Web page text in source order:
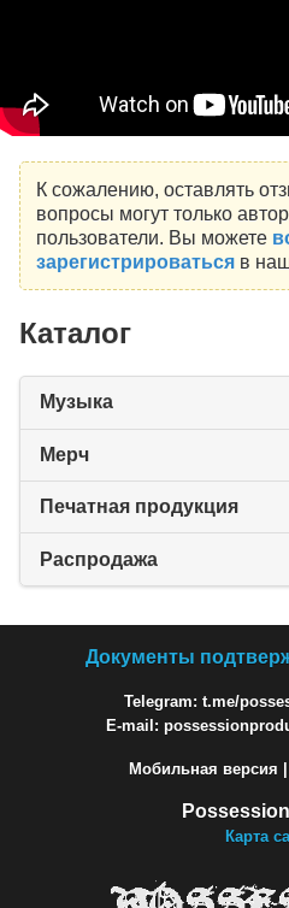
К сожалению, оставлять
вопросы могут только
пользователи. Вы можете
зарегистрироватьсяв
Каталог
Музыка
Мерч
Печатная продукция
Распродажа
Документы
Telegram: t.me/
E-mail:
Мобильная версия |
Карта